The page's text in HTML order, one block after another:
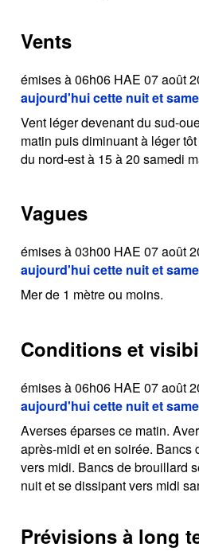
Vents
émises à 06h06 HAE 07 août
aujourd'hui cette nuit et
Vent léger devenant du sud-
matin puis diminuant à léger
du nord-est à 15 à 20 samedi
Vagues
émises à 03h00 HAE 07 août
aujourd'hui cette nuit et
Mer de 1 mètre ou moins.
Conditions et
émises à 06h06 HAE 07 août
aujourd'hui cette nuit et
Averses éparses ce matin.
après-midi et en soirée. Bancs
vers midi. Bancs de brouillard
nuit et se dissipant vers midi
Prévisions à long